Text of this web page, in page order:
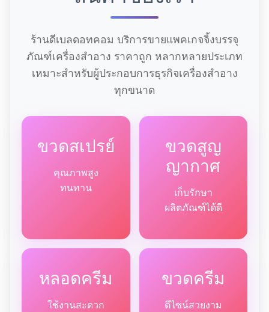
ร้านดีเบลดอทคอม บริการขายแพคเกจจิ้งบรรจุ
ภัณฑ์เครื่องสำอาง ราคาถูก หลากหลายประเภท
เหมาะสำหรับผู้ประกอบการธุรกิจเครื่องสำอาง
ทุกขนาด
ขวดสเปรย์
คุณภาพสูง
ทนทาน
ขวดสูญ
ญากาศ
เก็บรักษา
ผลิตภัณฑ์ได้ดี
หลอดครีม
ใช้งานสะดวก
ขวดครีม
ดีไซน์สวยงาม